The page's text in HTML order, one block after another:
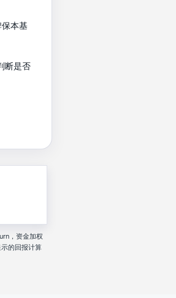
本基
断是否
，资金加权
的回报计算